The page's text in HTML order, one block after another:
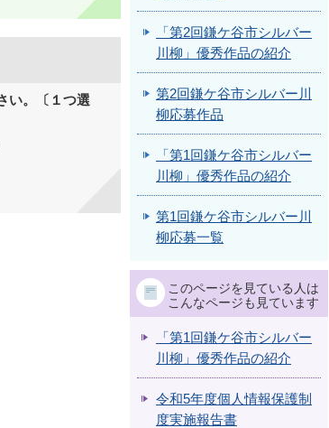
い。〔１つ選
「第2回鎌ケ谷市シルバー
川柳」優秀作品の紹介
第2回鎌ケ谷市シルバー川
柳応募作品
「第1回鎌ケ谷市シルバー
川柳」優秀作品の紹介
第1回鎌ケ谷市シルバー川
柳応募一覧
このページを見ている人は
こんなページも見ています
「第1回鎌ケ谷市シルバー
川柳」優秀作品の紹介
令和5年度個人情報保護制
度実施報告書